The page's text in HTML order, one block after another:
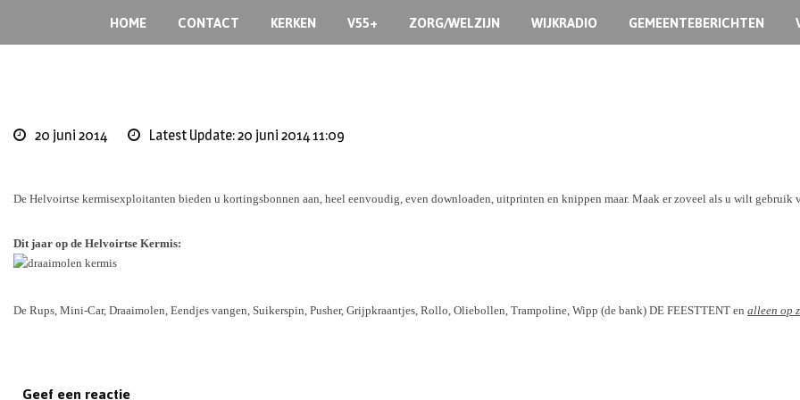
HOME CONTACT KERKEN V55+ ZORG/WELZIJN WIJKRADIO GEMEENTEBERICHTEN
20 juni 2014 Latest Update: 20 juni 2014 11:09
De Helvoirtse kermisexploitanten bieden u kortingsbonnen aan, heel eenvoudig, even downloaden, uitprinten en knippen maar. Maak er zoveel als u wilt gebruik
Dit jaar op de Helvoirtse Kermis:
De Rups, Mini-Car, Draaimolen, Eendjes vangen, Suikerspin, Pusher, Grijpkraantjes, Rollo, Oliebollen, Trampoline, Wipp (de bank) DE FEESTTENT en alleen op
Geef een reactie